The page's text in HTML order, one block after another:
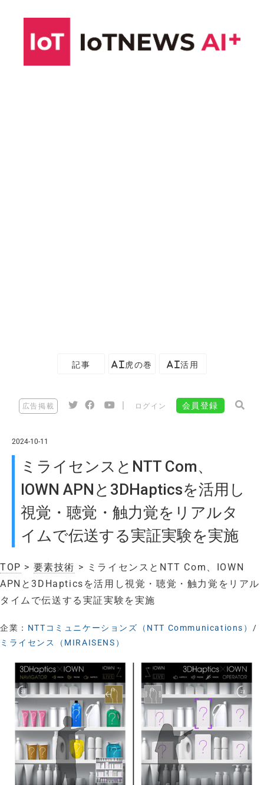
記事 AI虎の巻 AI活用
広告掲載 ログイン 会員登録
2024-10-11
ミライセンスとNTT Com、
IOWN APNと3DHapticsを活用し
視覚・聴覚・触力覚をリアルタ
イムで伝送する実証実験を実施
TOP > 要素技術 > ミライセンスとNTT Com、IOWN
APNと3DHapticsを活用し視覚・聴覚・触力覚をリアル
タイムで伝送する実証実験を実施
企業： NTTコミュニケーションズ（NTT Communications） /
ミライセンス（MIRAISENS）